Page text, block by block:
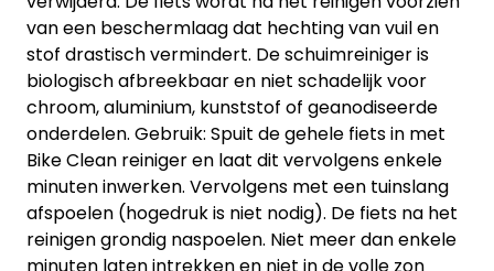
van een beschermlaag dat hechting van vuil en
stof drastisch vermindert. De schuimreiniger is
biologisch afbreekbaar en niet schadelijk voor
chroom, aluminium, kunststof of geanodiseerde
onderdelen. Gebruik: Spuit de gehele fiets in met
Bike Clean reiniger en laat dit vervolgens enkele
minuten inwerken. Vervolgens met een tuinslang
afspoelen (hogedruk is niet nodig). De fiets na het
reinigen grondig naspoelen. Niet meer dan enkele
minuten laten intrekken en niet in de volle zon